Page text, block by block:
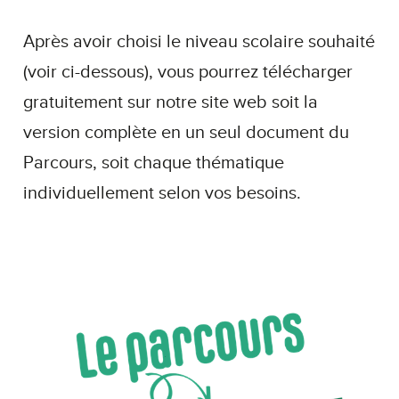
Après avoir choisi le niveau scolaire souhaité
(voir ci-dessous), vous pourrez télécharger
gratuitement sur notre site web soit la
version complète en un seul document du
Parcours, soit chaque thématique
individuellement selon vos besoins.